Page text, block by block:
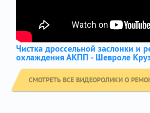
Чистка дроссельной заслонки и
охлаждения АКПП - Шевроле
СМОТРЕТЬ ВСЕ ВИДЕОРОЛИКИ О